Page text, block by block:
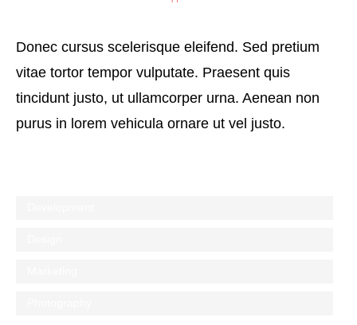
Donec cursus scelerisque eleifend. Sed pretium
vitae tortor tempor vulputate. Praesent quis
tincidunt justo, ut ullamcorper urna. Aenean non
purus in lorem vehicula ornare ut vel justo.